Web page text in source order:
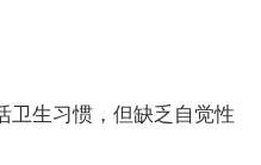
卫生习惯，但缺乏自觉性